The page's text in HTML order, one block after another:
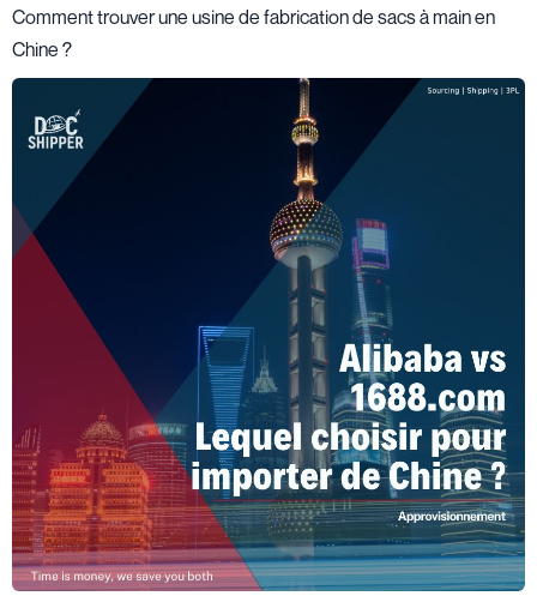
Comment trouver une usine de fabrication de sacs à main en
Chine ?